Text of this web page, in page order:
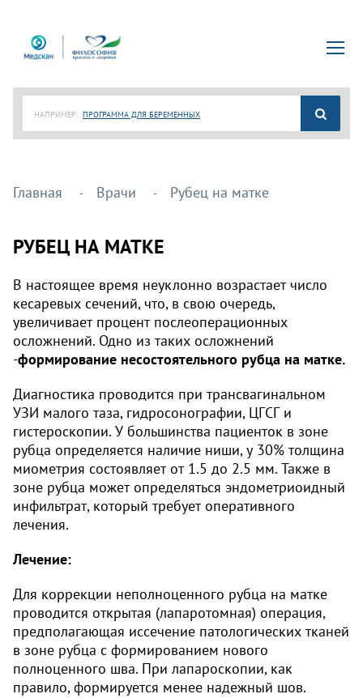
НАПРИМЕР: ПРОГРАММА ДЛЯ БЕРЕМЕННЫХ
Главная Врачи Рубец на матке
РУБЕЦ НА МАТКЕ
В настоящее время неуклонно возрастает число
кесаревых сечений, что, в свою очередь,
увеличивает процент послеоперационных
осложнений. Одно из таких осложнений
-формирование несостоятельного рубца на матке.
Диагностика проводится при трансвагинальном
УЗИ малого таза, гидросонографии, ЦГСГ и
гистероскопии. У большинства пациенток в зоне
рубца определяется наличие ниши, у 30% толщина
миометрия состоявляет от 1.5 до 2.5 мм. Также в
зоне рубца может определяться эндометриоидный
инфильтрат, который требует оперативного
лечения.
Лечение:
Для коррекции неполноценного рубца на матке
проводится открытая (лапаротомная) операция,
предполагающая иссечение патологических тканей
в зоне рубца с формированием нового
полноценного шва. При лапароскопии, как
правило, формируется менее надежный шов.